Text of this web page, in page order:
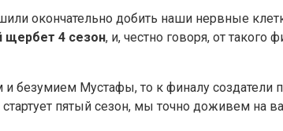
окончательно добить наши нервные
щербет 4 сезон, и, честно говоря, от
Мустафы, то к финалу создатели
пятый сезон, мы точно доживем на